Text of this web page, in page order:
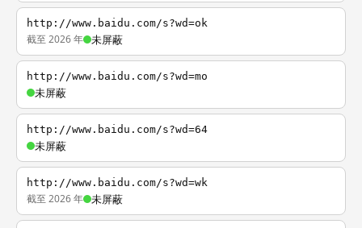
http://www.baidu.com/s?wd=ok
截至 2026 年 未屏蔽
http://www.baidu.com/s?wd=mo
未屏蔽
http://www.baidu.com/s?wd=64
未屏蔽
http://www.baidu.com/s?wd=wk
截至 2026 年 未屏蔽